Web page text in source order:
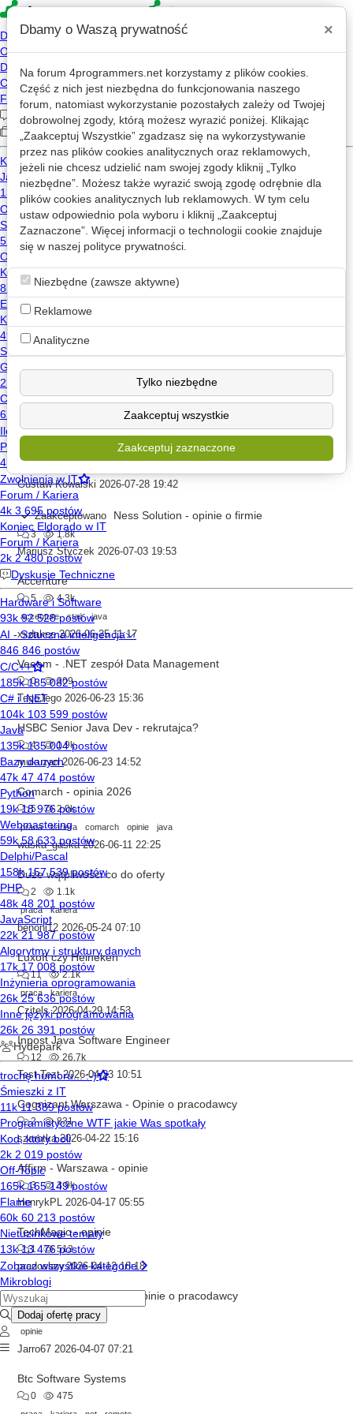
4p » Forum » Kariera
Opinie o pracodawcach
1 2 3 ... 22 »
Nowy wątek
biuro Visa w Warszawie
14 13.6k
Andrew Thetest 2026-07-31 13:56
Ktore firmy w Polsce oferuja RSU ?
rjakubowski 2026-07-31 10:14
Capgemini Wrocław
ChłopUczonyZeWsi 2026-07-30 15:52
Netflix Warszawa - opinie
Gustaw Kowalski 2026-07-28 19:42
Zaakceptowano Ness Solution - opinie o firmie
3 1.8k
Mariusz Styczek 2026-07-03 19:53
Accenture
5
4.3k
accenture
staż java
xxdakee 2026-06-25 11:17
Veeam - .NET zespół Data Management
0 309
TegoJego 2026-06-23 15:36
HSBC Senior Java Dev - rekrutajca?
4 1.9k
mukuzan 2026-06-23 14:52
Comarch - opinia 2026
5
2.0k
praca
kariera comarch opinie java
waska_gaska 2026-06-11 22:25
Duże wątpliwości co do oferty
2
1.1k
praca
kariera
benoni12 2026-05-24 07:10
Luxoft czy Heineken
11
2.1k
praca
kariera
Czitels 2026-04-29 14:53
Inpost Java Software Engineer
12 26.7k
Test Tezt 2026-04-23 10:51
Cognizant Warszawa - Opinie o pracodawcy
2 831
szarotka 2026-04-22 15:16
Affirm - Warszawa - opinie
3 3.9k
HenrykPL 2026-04-17 05:55
TechMagic - opinie
1 513
pradoslaw 2026-04-12 18:18
Snowflake Warszawa - Opinie o pracodawcy
4 7.0k
1
opinie
Jarro67 2026-04-07 07:21
Btc Software Systems
0
475
Dbamy o Waszą prywatność ×
Na forum 4programmers.net korzystamy z plików cookies.
Część z nich jest niezbędna do funkcjonowania naszego
forum, natomiast wykorzystanie pozostałych zależy od Twojej
dobrowolnej zgody, którą możesz wyrazić poniżej. Klikając
„Zaakceptuj Wszystkie” zgadzasz się na wykorzystywanie
przez nas plików cookies analitycznych oraz reklamowych,
jeżeli nie chcesz udzielić nam swojej zgody kliknij „Tylko
niezbędne”. Możesz także wyrazić swoją zgodę odrębnie dla
plików cookies analitycznych lub reklamowych. W tym celu
ustaw odpowiednio pola wyboru i kliknij „Zaakceptuj
Zaznaczone”. Więcej informacji o technologii cookie znajduje
się w naszej polityce prywatności.
Niezbędne (zawsze aktywne)
Reklamowe
Analityczne
Tylko niezbędne
Zaakceptuj wszystkie
Zaakceptuj zaznaczone